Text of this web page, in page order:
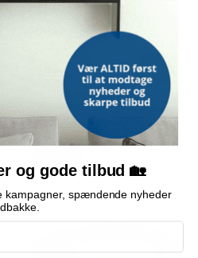
× 21 × 2,7 cm
Vis
På lager
og gode tilbud 🏡
spændende nyheder